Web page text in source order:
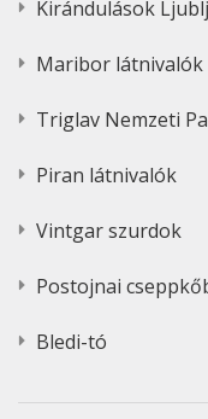
Kirándulások
Maribor látnivalók
Triglav Nemzeti
Piran látnivalók
Vintgar szurdok
Postojnai
Bledi-tó